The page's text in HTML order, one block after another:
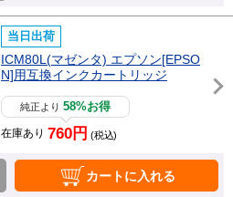
当日出荷
ICM80L(マゼンタ) エプソン[EPSO
N]用互換インクカートリッジ
純正より58%お得
在庫あり 760円 (税込)
カートに入れる